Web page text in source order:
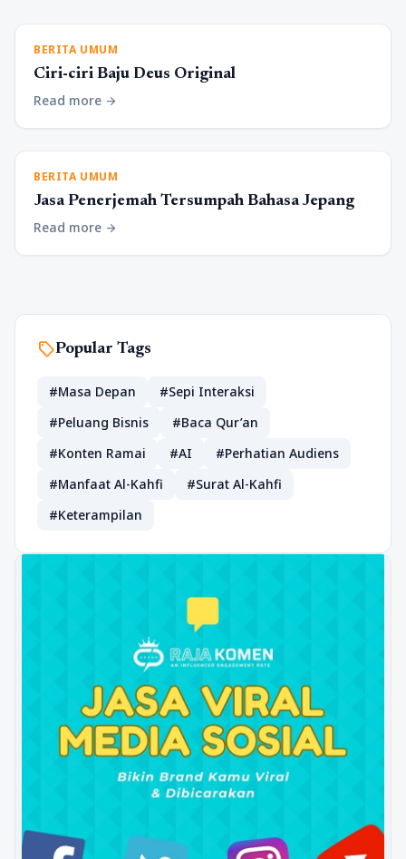
BERITA UMUM
Ciri-ciri Baju Deus Original
Read more arrow_forward
BERITA UMUM
Jasa Penerjemah Tersumpah Bahasa Jepang
Read more arrow_forward
sellPopular Tags
#Masa Depan
#Sepi Interaksi
#Peluang Bisnis
#Baca Qur’an
#Konten Ramai
#AI
#Perhatian Audiens
#Manfaat Al-Kahfi
#Surat Al-Kahfi
#Keterampilan